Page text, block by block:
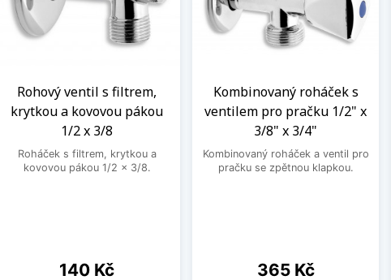
Rohový ventil s filtrem,
krytkou a kovovou pákou
1/2 x 3/8
Roháček s filtrem, krytkou a
kovovou pákou 1/2 x 3/8.
Cena
140 Kč
Kombinovaný roháček s
ventilem pro pračku 1/2" x
3/8" x 3/4"
Kombinovaný roháček a ventil pro
pračku se zpětnou klapkou.
Cena
365 Kč